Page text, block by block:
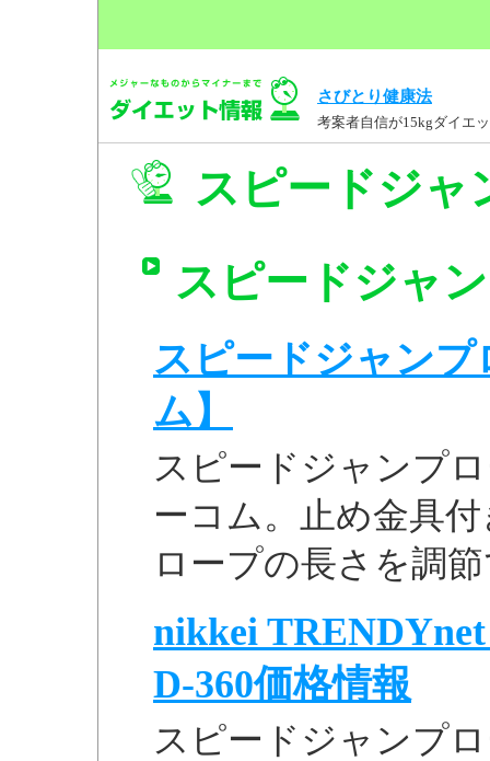
さびとり健康法
考案者自信が15kgダイエ
スピードジャ
スピードジャ
スピードジャンプ
ム】
スピードジャンプ
ーコム。止め金具
ロープの長さを調
nikkei
D-360価格情報
スピードジャンプ